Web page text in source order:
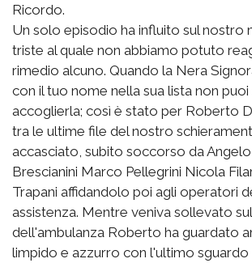
Ricordo.
Un solo episodio ha influito sul nostro
triste al quale non abbiamo potuto
rimedio alcuno. Quando la Nera
con il tuo nome nella sua lista non puoi
accoglierla; così è stato per Roberto
tra le ultime file del nostro
accasciato, subito soccorso da
Brescianini Marco Pellegrini Nicola
Trapani affidandolo poi agli operatori
assistenza. Mentre veniva sollevato
dell'ambulanza Roberto ha guardato
limpido e azzurro con l'ultimo